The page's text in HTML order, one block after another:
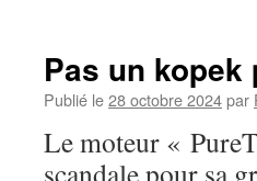
Pas un
Publié le28 octobre 2024par
Le moteur «
scandale pour sa